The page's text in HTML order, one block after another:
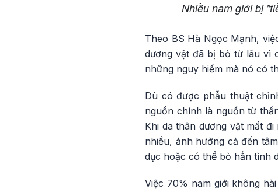
Nhiều nam giới bị
Theo BS Hà Ngọc Mạnh,
dương vật đã bị bỏ từ lâu vì
những nguy hiểm mà nó có
Dù có được phẫu thuật
nguồn chính là nguồn từ
Khi da thân dương vật mất
nhiều, ảnh hưởng cả đến
dục hoặc có thể bỏ hẳn tình
Việc 70% nam giới không